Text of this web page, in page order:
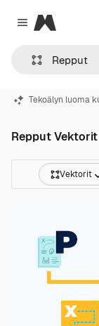
Close menu
Magnific
Tekoälyn luoma
Repput Vektorit
Vektorit